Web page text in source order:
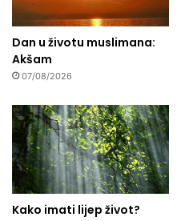
Dan u životu muslimana:
Akšam
07/08/2026
Kako imati lijep život?